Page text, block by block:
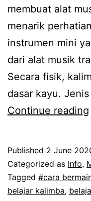
membuat alat
menarik
instrumen mini
dari alat musik
Secara fisik,
dasar kayu.
Continue reading
Published 2 June
Categorized as Info,
Tagged #cara
belajar kalimba,